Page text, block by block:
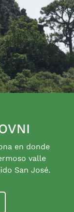
en donde
valle
San José.